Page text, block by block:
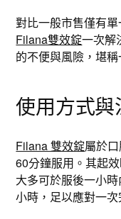
對比一般市售僅有
Filana雙效錠一次解
的不便與風險，堪
使用方式與
Filana 雙效錠屬於
60分鐘服用。其起
大多可於服後一小
小時，足以應對一